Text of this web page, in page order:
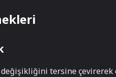
tersine çevirerek